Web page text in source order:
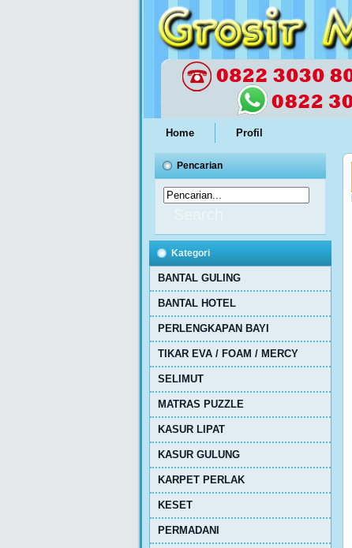
Home Profil
Pencarian
Kategori
BANTAL GULING
BANTAL HOTEL
PERLENGKAPAN BAYI
TIKAR EVA / FOAM / MERCY
SELIMUT
MATRAS PUZZLE
KASUR LIPAT
KASUR GULUNG
KARPET PERLAK
KESET
PERMADANI